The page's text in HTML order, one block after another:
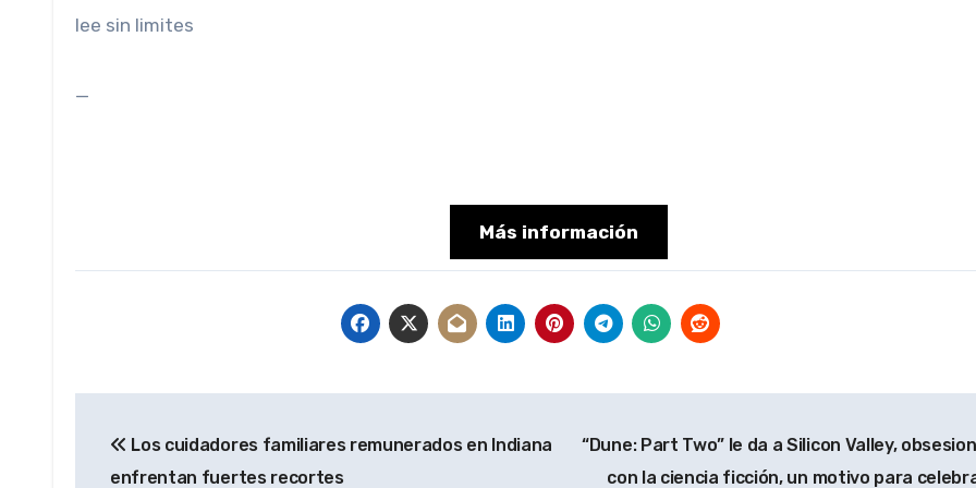
lee sin limites
Más información
de
Los cuidadores familiares remunerados en Indiana
enfrentan fuertes recortes
“Dune: Part Two” le da a Silicon Valley,
con la ciencia ficción, un motivo para